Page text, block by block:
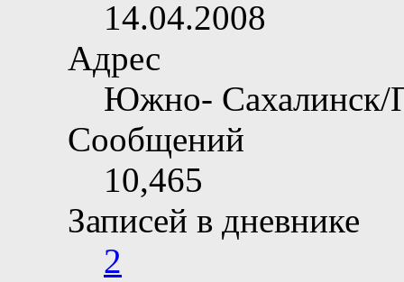
14.04.2008
Адрес
Южно- Сахалинск/
Сообщений
10,465
Записей в дневнике
2